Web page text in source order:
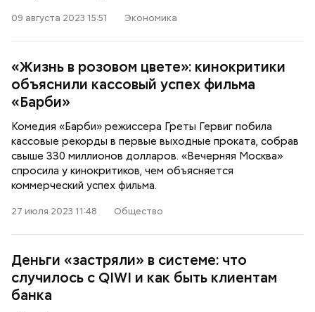
09 августа 2023 15:51 Экономика
«Жизнь в розовом цвете»: кинокритики
объяснили кассовый успех фильма
«Барби»
Комедия «Барби» режиссера Греты Гервиг побила
кассовые рекорды в первые выходные проката, собрав
свыше 330 миллионов долларов. «Вечерняя Москва»
спросила у кинокритиков, чем объясняется
коммерческий успех фильма.
27 июля 2023 11:48 Общество
Деньги «застряли» в системе: что
случилось с QIWI и как быть клиентам
банка